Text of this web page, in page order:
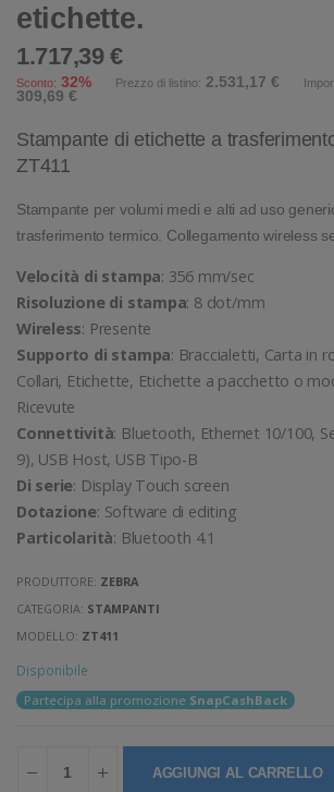
etichette.
1.717,39 €
Sconto: 32% Prezzo di listino: 2.531,17 €
309,69 €
Stampante di etichette a
ZT411
Stampante per volumi medi e alti ad uso
trasferimento termico. Collegamento wireless
Velocità di stampa: 356 mm/sec
Risoluzione di stampa: 8 dot/mm
Wireless: Presente
Supporto di stampa: Braccialetti, Carta in
Collari, Etichette, Etichette a pacchetto o
Ricevute
Connettività: Bluetooth, Ethernet 10/100,
9), USB Host, USB Tipo-B
Di serie: Display Touch screen
Dotazione: Software di editing
Particolarità: Bluetooth 4.1
PRODUTTORE: ZEBRA
CATEGORIA: STAMPANTI
MODELLO: ZT411
Disponibile
Partecipa alla promozione SnapCashBack
AGGIUNGI AL CARRELLO